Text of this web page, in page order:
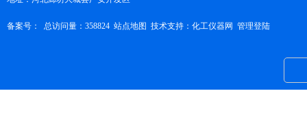
备案号： 总访问量：358824 站点地图 技术支持： 化工仪器网 管理登陆